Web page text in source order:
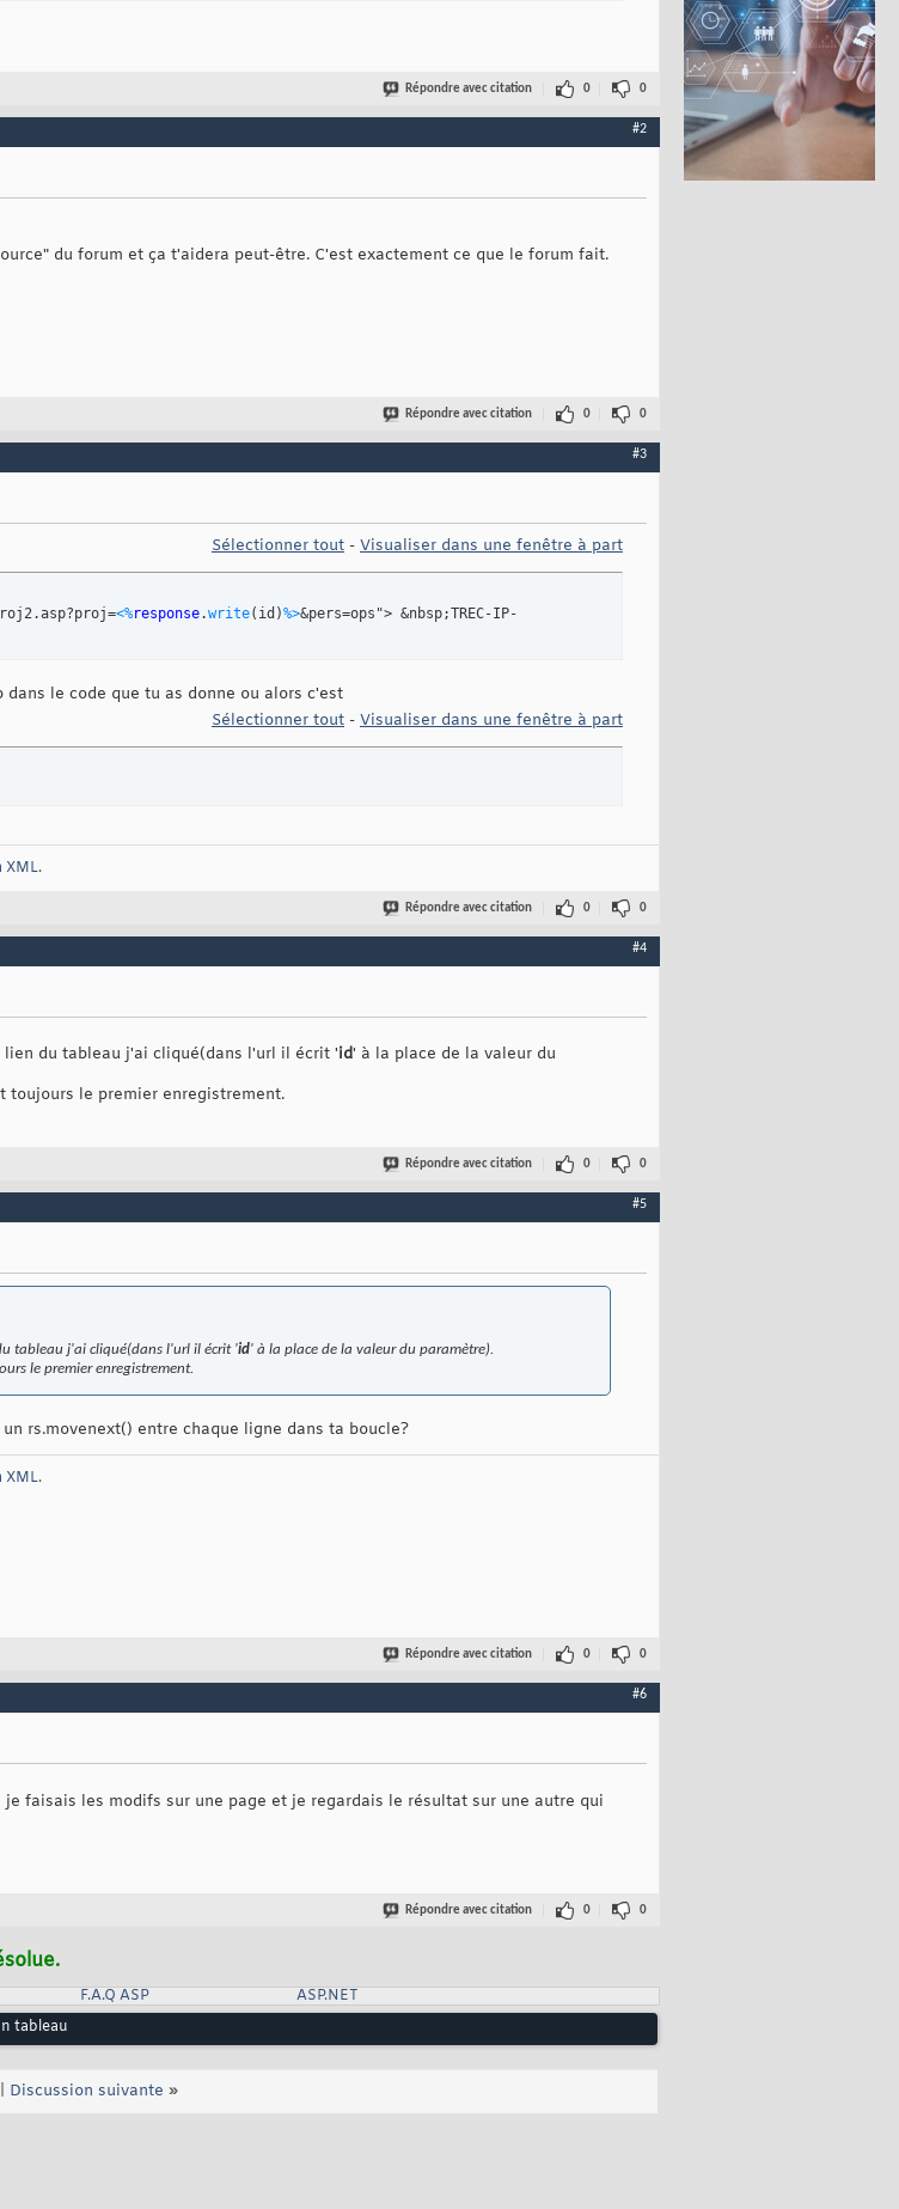
Répondre avec citation 0 0
#2
du forum et ça t'aidera peut-être. C'est exactement ce que le forum fait.
Répondre avec citation 0 0
#3
Sélectionner tout - Visualiser dans une fenêtre à part
<%response.write( id )%>&pers=ops"> &nbsp;TREC-IP-
le code que tu as donne ou alors c'est
Sélectionner tout - Visualiser dans une fenêtre à part
XML.
Répondre avec citation 0 0
#4
du tableau j'ai cliqué(dans l'url il écrit 'id' à la place de la valeur du
toujours le premier enregistrement.
Répondre avec citation 0 0
#5
tableau j'ai cliqué(dans l'url il écrit 'id' à la place de la valeur du paramètre).
le premier enregistrement.
rs.movenext() entre chaque ligne dans ta boucle?
XML.
Répondre avec citation 0 0
#6
faisais les modifs sur une page et je regardais le résultat sur une autre qui
Répondre avec citation 0 0
F.A.Q ASP
ASP.NET
tableau
Discussion suivante »